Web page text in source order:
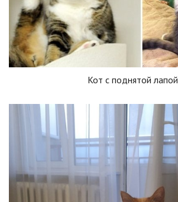
Кот с поднятой лапой